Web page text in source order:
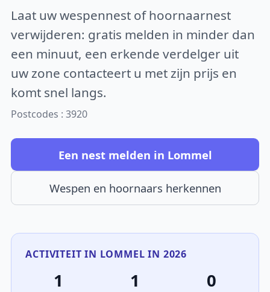
Laat uw wespennest of hoornaarnest
verwijderen: gratis melden in minder dan
een minuut, een erkende verdelger uit
uw zone contacteert u met zijn prijs en
komt snel langs.
Postcodes : 3920
Een nest melden in Lommel
Wespen en hoornaars herkennen
ACTIVITEIT IN LOMMEL IN 2026
1 1 0